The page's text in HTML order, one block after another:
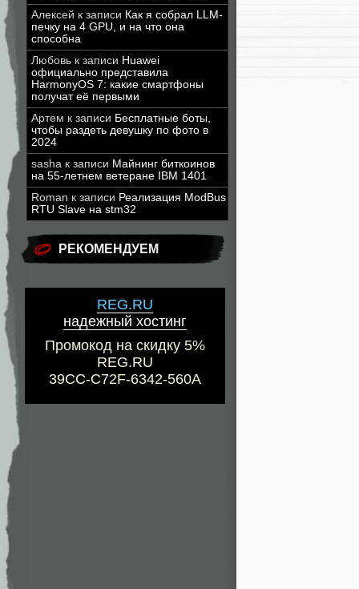
Алексей к записи Как я собрал LLM-
печку на 4 GPU, и на что она
способна
Любовь к записи Huawei
официально представила
HarmonyOS 7: какие смартфоны
получат её первыми
Артем к записи Бесплатные боты,
чтобы раздеть девушку по фото в
2024
sasha к записи Майнинг биткоинов
на 55-летнем ветеране IBM 1401
Roman к записи Реализация ModBus
RTU Slave на stm32
РЕКОМЕНДУЕМ
REG.RU
надежный хостинг
Промокод на скидку 5%
REG.RU
39CC-C72F-6342-560A